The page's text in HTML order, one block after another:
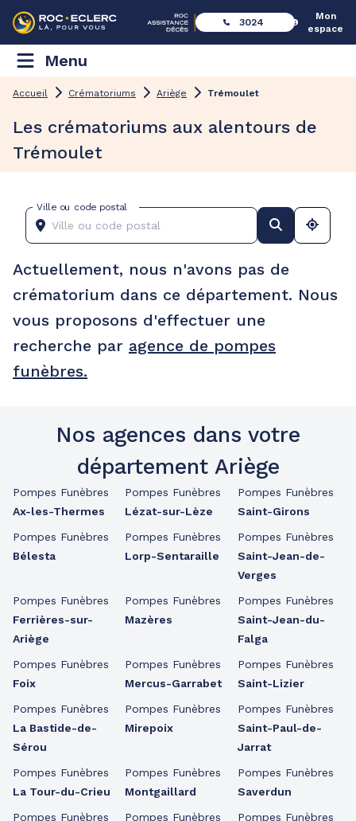
3024
Mon
espace
Menu
Accueil Crématoriums Ariège Trémoulet
Les crématoriums aux alentours de
Trémoulet
Ville ou code postal
Actuellement, nous n'avons pas de
crématorium dans ce département. Nous
vous proposons d'effectuer une
recherche par agence de pompes
funèbres.
Nos agences dans votre
département Ariège
Pompes Funèbres
Ax-les-Thermes
Pompes Funèbres
Bélesta
Pompes Funèbres
Ferrières-sur-
Ariège
Pompes Funèbres
Foix
Pompes Funèbres
La Bastide-de-
Sérou
Pompes Funèbres
La Tour-du-Crieu
Pompes Funèbres
Pompes Funèbres
Lézat-sur-Lèze
Pompes Funèbres
Lorp-Sentaraille
Pompes Funèbres
Mazères
Pompes Funèbres
Mercus-Garrabet
Pompes Funèbres
Mirepoix
Pompes Funèbres
Montgaillard
Pompes Funèbres
Pompes Funèbres
Saint-Girons
Pompes Funèbres
Saint-Jean-de-
Verges
Pompes Funèbres
Saint-Jean-du-
Falga
Pompes Funèbres
Saint-Lizier
Pompes Funèbres
Saint-Paul-de-
Jarrat
Pompes Funèbres
Saverdun
Pompes Funèbres